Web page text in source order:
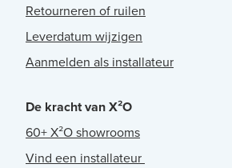
Retourneren of ruilen
Leverdatum wijzigen
Aanmelden als installateur
De kracht van X²O
60+ X²O showrooms
Vind een installateur